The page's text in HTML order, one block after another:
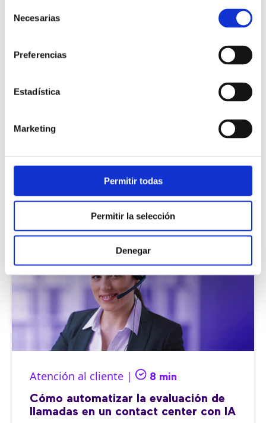
Necesarias
Preferencias
Estadística
Marketing
Permitir todas
Permitir la selección
Denegar
Atención al cliente | 8 min
Cómo automatizar la evaluación de
llamadas en un contact center con IA